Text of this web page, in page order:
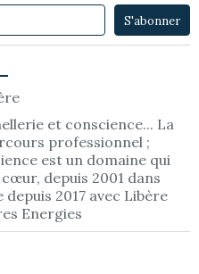
et conscience... La
professionnel ;
est un domaine qui
depuis 2001 dans
2017 avec Libère
Energies